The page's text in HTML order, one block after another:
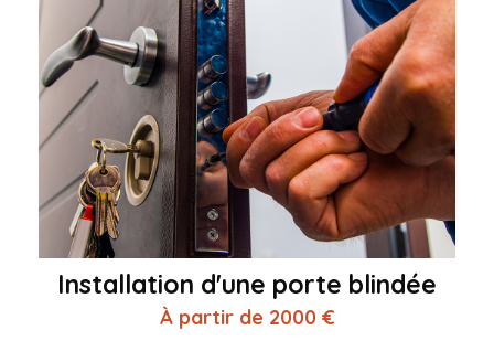
Installation d'une porte blindée
À partir de 2000 €